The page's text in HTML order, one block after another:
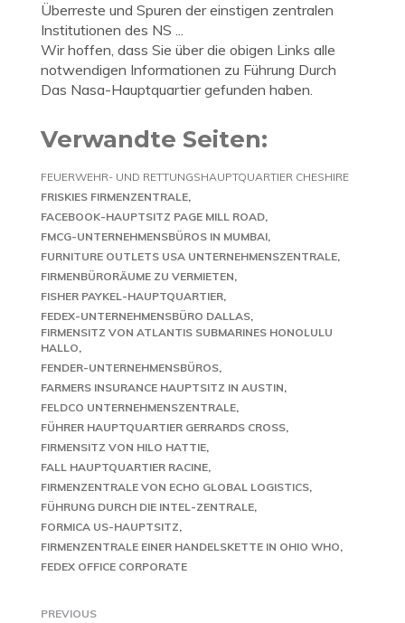
Überreste und Spuren der einstigen zentralen
Institutionen des NS ...
Wir hoffen, dass Sie über die obigen Links alle
notwendigen Informationen zu Führung Durch
Das Nasa-Hauptquartier gefunden haben.
Verwandte Seiten:
FEUERWEHR- UND RETTUNGSHAUPTQUARTIER CHESHIRE
FRISKIES FIRMENZENTRALE
FACEBOOK-HAUPTSITZ PAGE MILL ROAD
FMCG-UNTERNEHMENSBÜROS IN MUMBAI
FURNITURE OUTLETS USA UNTERNEHMENSZENTRALE
FIRMENBÜRORÄUME ZU VERMIETEN
FISHER PAYKEL-HAUPTQUARTIER
FEDEX-UNTERNEHMENSBÜRO DALLAS
FIRMENSITZ VON ATLANTIS SUBMARINES HONOLULU
HALLO
FENDER-UNTERNEHMENSBÜROS
FARMERS INSURANCE HAUPTSITZ IN AUSTIN
FELDCO UNTERNEHMENSZENTRALE
FÜHRER HAUPTQUARTIER GERRARDS CROSS
FIRMENSITZ VON HILO HATTIE
FALL HAUPTQUARTIER RACINE
FIRMENZENTRALE VON ECHO GLOBAL LOGISTICS
FÜHRUNG DURCH DIE INTEL-ZENTRALE
FORMICA US-HAUPTSITZ
FIRMENZENTRALE EINER HANDELSKETTE IN OHIO WHO
FEDEX OFFICE CORPORATE
PREVIOUS